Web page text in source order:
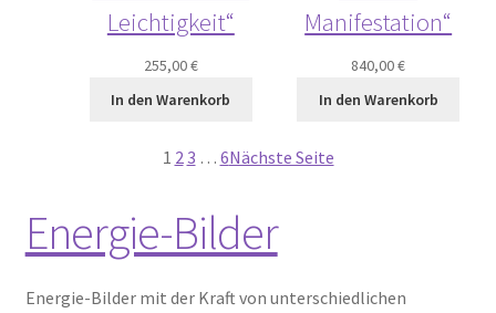
Leichtigkeit“
255,00€
In den Warenkorb
Manifestation“
840,00€
In den Warenkorb
1 2 3 … 6Nächste Seite
Energie-Bilder
Energie-Bilder mit der Kraft von unterschiedlichen